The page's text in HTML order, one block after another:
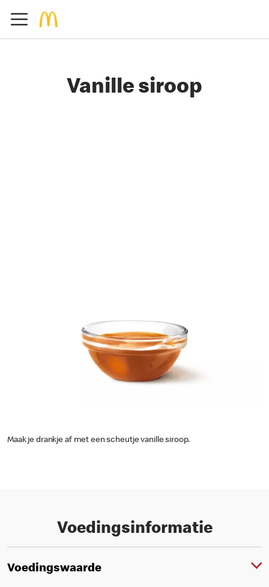
Vanille siroop
Maak je drankje af met een scheutje vanille siroop.
Voedingsinformatie
Voedingswaarde